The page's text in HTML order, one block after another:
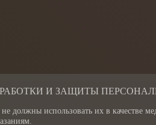
И ЗАЩИТЫ
должны использовать их в качестве